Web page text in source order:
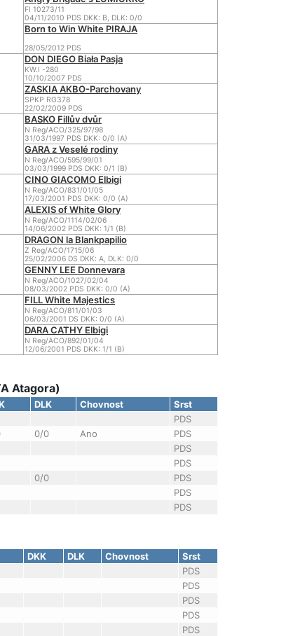
FI 10273/11
04/11/2010 PDS DKK: B, DLK: 0/0
Born to Win White PIRAJA
28/05/2012 PDS
DON DIEGO Biała Pasja
KW.I -280
10/10/2007 PDS
ZASKIA AKBO-Parchovany
SPKP RG378
22/02/2009 PDS
BASKO Fillův dvůr
N Reg/ACO/325/97/98
31/03/1997 PDS DKK: 0/0 (A)
GARA z Veselé rodiny
N Reg/ACO/595/99/01
03/03/1999 PDS DKK: 0/1 (B)
CINO GIACOMO Elbigi
N Reg/ACO/831/01/05
17/03/2001 PDS DKK: 0/0 (A)
ALEXIS of White Glory
N Reg/ACO/1114/02/06
14/06/2002 PDS DKK: 1/1 (B)
DRAGON la Blankpapilio
Z Reg/ACO/1715/06
25/02/2006 DS DKK: A, DLK: 0/0
GENNY LEE Donnevara
N Reg/ACO/1027/02/04
08/03/2002 PDS DKK: 0/0 (A)
FILL White Majestics
N Reg/ACO/811/01/03
06/03/2001 DS DKK: 0/0 (A)
DARA CATHY Elbigi
N Reg/ACO/892/01/04
12/06/2001 PDS DKK: 1/1 (B)
Atagora)
DLK Chovnost
Srst
PDS
0/0 Ano
PDS
PDS
PDS
0/0
PDS
PDS
PDS
DKK DLK Chovnost
Srst
PDS
PDS
PDS
PDS
PDS